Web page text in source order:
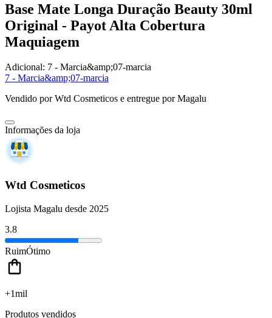
Base Mate Longa Duração Beauty 30ml
Original - Payot Alta Cobertura
Maquiagem
Adicional: 7 - Marcia&amp;07-marcia
7 - Marcia&amp;07-marcia
Vendido porWtd Cosmeticos e entregue por Magalu
Informações da loja
Wtd Cosmeticos
Lojista Magalu desde 2025
3.8
RuimÓtimo
+1mil
Produtos vendidos